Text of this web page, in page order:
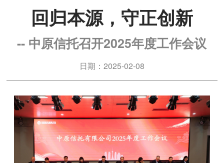
回归本源，守正创新
-- 中原信托召开2025年度工作会议
日期：2025-02-08